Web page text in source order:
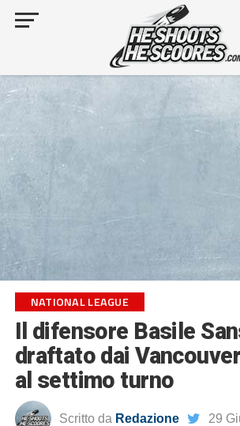
NATIONAL LEAGUE
Il difensore Basile
draftato dai
al settimo turno
Scritto da Redazione 29